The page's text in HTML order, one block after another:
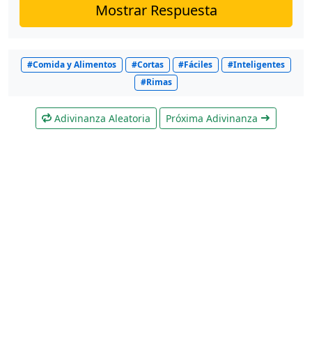
Mostrar Respuesta
#Comida y Alimentos #Cortas #Fáciles
#Inteligentes
#Rimas
Adivinanza Aleatoria Próxima Adivinanza